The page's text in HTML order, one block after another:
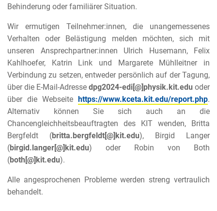
Behinderung oder familiärer Situation.
Wir ermutigen Teilnehmer:innen, die unangemessenes
Verhalten oder Belästigung melden möchten, sich mit
unseren Ansprechpartner:innen Ulrich Husemann, Felix
Kahlhoefer, Katrin Link und Margarete Mühlleitner in
Verbindung zu setzen, entweder persönlich auf der Tagung,
über die E-Mail-Adresse dpg2024-edi[@]physik.kit.edu oder
über die Webseite
https://www.kceta.kit.edu/report.php.
Alternativ können Sie sich auch an die
Chancengleichheitsbeauftragten des KIT wenden, Britta
Bergfeldt (britta.bergfeldt[@]kit.edu), Birgid Langer
(birgid.langer[@]kit.edu) oder Robin von Both
(both[@]kit.edu).
Alle angesprochenen Probleme werden streng vertraulich
behandelt.